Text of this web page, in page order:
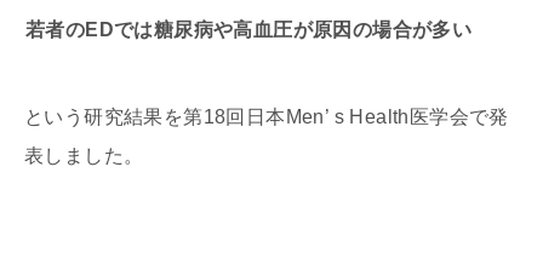
若者のEDでは糖尿病や高血圧が原因の場合が多い
という研究結果を第18回日本Men’ s Health医学会で発
表しました。